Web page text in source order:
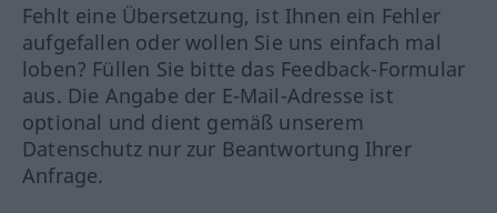
Fehlt eine Übersetzung, ist Ihnen ein Fehler
aufgefallen oder wollen Sie uns einfach mal
loben? Füllen Sie bitte das Feedback-Formular
aus. Die Angabe der E-Mail-Adresse ist
optional und dient gemäß unserem
Datenschutz nur zur Beantwortung Ihrer
Anfrage.